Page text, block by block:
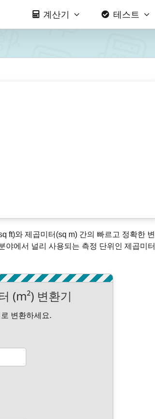
계산기 테스트
ft)와 제곱미터(sq m) 간의 빠르고 정확한 변
야에서 널리 사용되는 측정 단위인 제곱미터
(m²) 변환기
변환하세요.